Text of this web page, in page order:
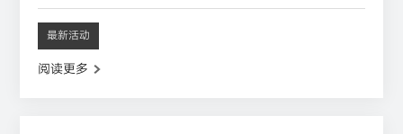
最新活动
阅读更多